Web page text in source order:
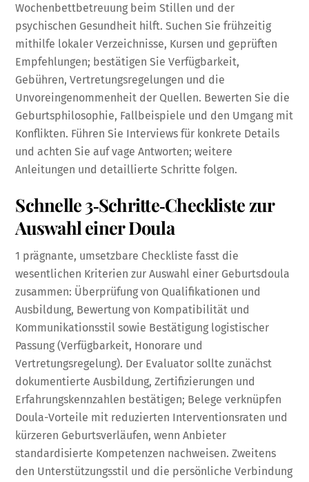
Wochenbettbetreuung beim Stillen und der
psychischen Gesundheit hilft. Suchen Sie frühzeitig
mithilfe lokaler Verzeichnisse, Kursen und geprüften
Empfehlungen; bestätigen Sie Verfügbarkeit,
Gebühren, Vertretungsregelungen und die
Unvoreingenommenheit der Quellen. Bewerten Sie die
Geburtsphilosophie, Fallbeispiele und den Umgang mit
Konflikten. Führen Sie Interviews für konkrete Details
und achten Sie auf vage Antworten; weitere
Anleitungen und detaillierte Schritte folgen.
Schnelle 3‑Schritte‑Checkliste zur
Auswahl einer Doula
1 prägnante, umsetzbare Checkliste fasst die
wesentlichen Kriterien zur Auswahl einer Geburtsdoula
zusammen: Überprüfung von Qualifikationen und
Ausbildung, Bewertung von Kompatibilität und
Kommunikationsstil sowie Bestätigung logistischer
Passung (Verfügbarkeit, Honorare und
Vertretungsregelung). Der Evaluator sollte zunächst
dokumentierte Ausbildung, Zertifizierungen und
Erfahrungskennzahlen bestätigen; Belege verknüpfen
Doula-Vorteile mit reduzierten Interventionsraten und
kürzeren Geburtsverläufen, wenn Anbieter
standardisierte Kompetenzen nachweisen. Zweitens
den Unterstützungsstil und die persönliche Verbindung